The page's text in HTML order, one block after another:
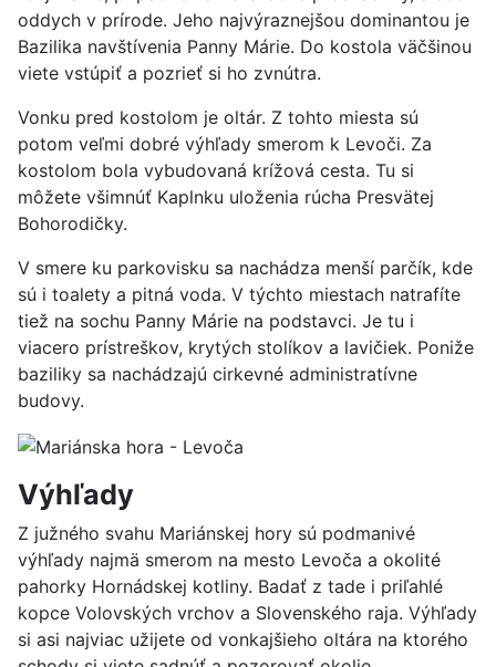
oddych v prírode. Jeho najvýraznejšou dominantou je
Bazilika navštívenia Panny Márie. Do kostola väčšinou
viete vstúpiť a pozrieť si ho zvnútra.
Vonku pred kostolom je oltár. Z tohto miesta sú
potom veľmi dobré výhľady smerom k Levoči. Za
kostolom bola vybudovaná krížová cesta. Tu si
môžete všimnúť Kaplnku uloženia rúcha Presvätej
Bohorodičky.
V smere ku parkovisku sa nachádza menší parčík, kde
sú i toalety a pitná voda. V týchto miestach natrafíte
tiež na sochu Panny Márie na podstavci. Je tu i
viacero prístreškov, krytých stolíkov a lavičiek. Poniže
baziliky sa nachádzajú cirkevné administratívne
budovy.
Výhľady
Z južného svahu Mariánskej hory sú podmanivé
výhľady najmä smerom na mesto Levoča a okolité
pahorky Hornádskej kotliny. Badať z tade i priľahlé
kopce Volovských vrchov a Slovenského raja. Výhľady
si asi najviac užijete od vonkajšieho oltára na ktorého